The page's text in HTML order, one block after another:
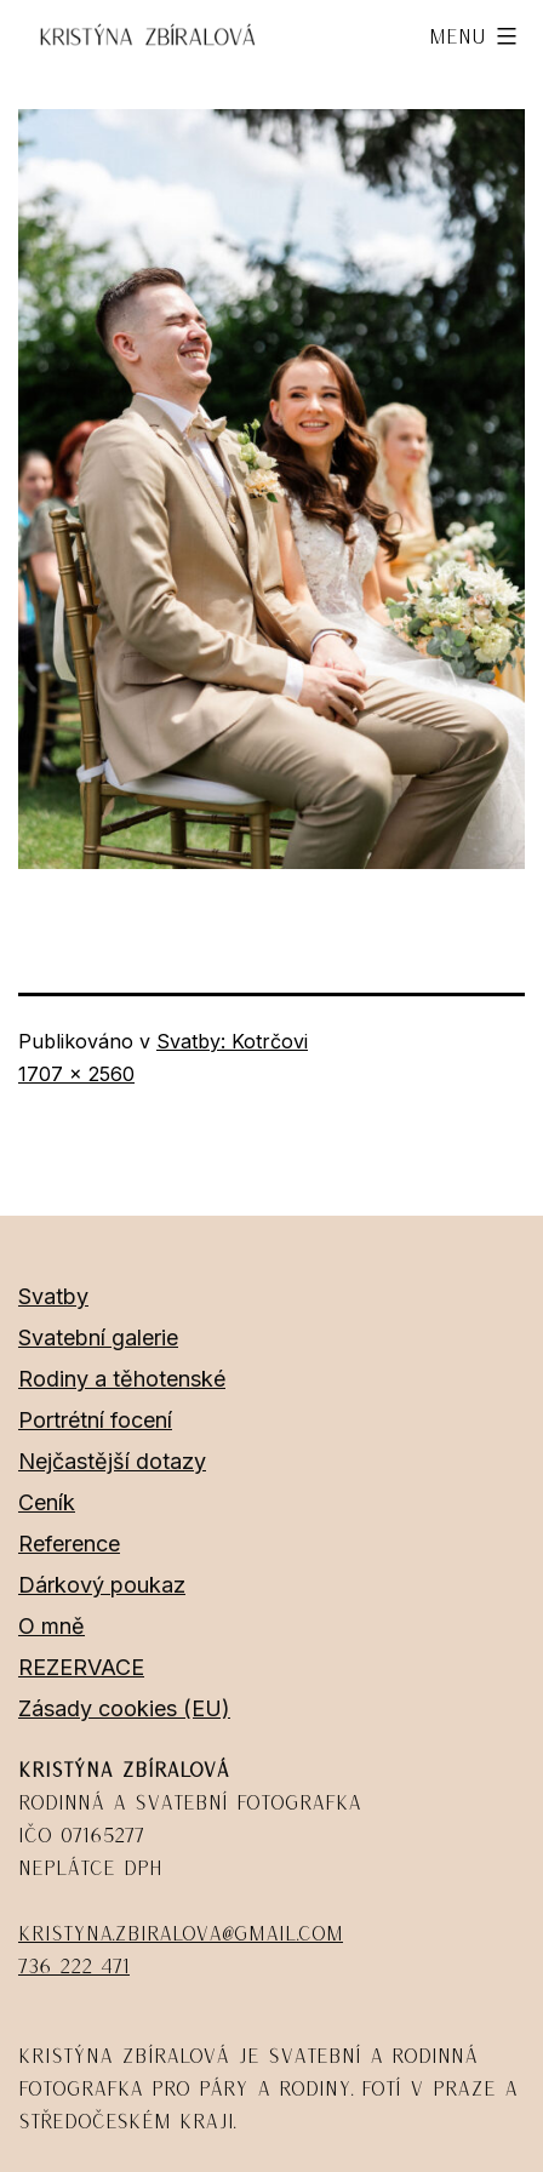
obsahu
Kristýna
Menu
Publikováno v Svatby: Kotrčovi
Původní
1707 × 2560
Svatby
Svatební galerie
Rodiny a těhotenské
Portrétní focení
Nejčastější dotazy
Ceník
Reference
Dárkový poukaz
O mně
REZERVACE
Zásady cookies (EU)
Kristýna Zbíralová
Rodinná a svatební fotografka
IČO 07165277
Neplátce DPH
kristyna.zbiralova@gmail.com
736 222 471
Kristýna Zbíralová je svatební a rodinná
fotografka pro páry a rodiny. Fotí v Praze a
Středočeském kraji.